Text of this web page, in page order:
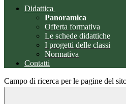
Didattica
Panoramica
Offerta formativa
Le schede didattiche
I progetti delle classi
Normativa
Contatti
Campo di ricerca per le pagine del